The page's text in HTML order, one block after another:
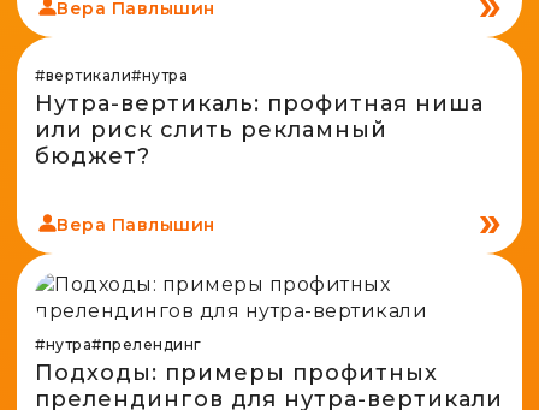
Адалт
Spy-сервисы
Аккаунты
Проверка анонимности
Генератор личности
Вера Павлышин
#вертикали#нутра
Нутра-вертикаль: профитная ниша
или риск слить рекламный
бюджет?
Вера Павлышин
#нутра#прелендинг
Подходы: примеры профитных
прелендингов для нутра-вертикали